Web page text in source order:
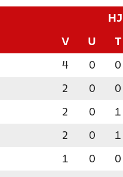
V U T
4 0 0
2 0 0
2 0 1
2 0 1
1 0 0